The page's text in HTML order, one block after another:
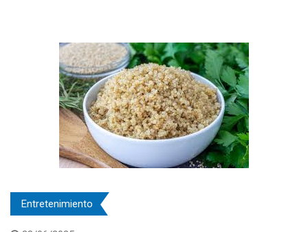
Entretenimiento